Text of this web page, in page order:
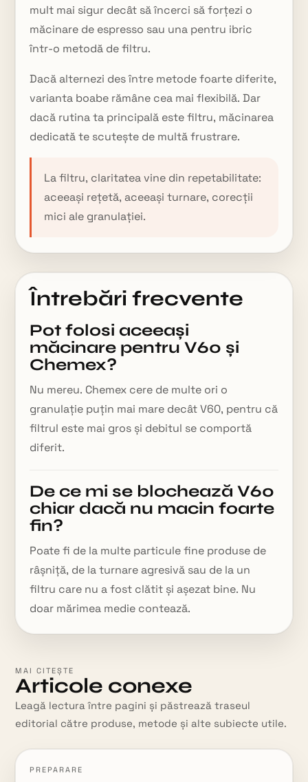
mult mai sigur decât să încerci să forțezi o
măcinare de espresso sau una pentru ibric
într-o metodă de filtru.
Dacă alternezi des între metode foarte diferite,
varianta boabe rămâne cea mai flexibilă. Dar
dacă rutina ta principală este filtru, măcinarea
dedicată te scutește de multă frustrare.
La filtru, claritatea vine din repetabilitate:
aceeași rețetă, aceeași turnare, corecții
mici ale granulației.
Întrebări frecvente
Pot folosi aceeași
măcinare pentru V60 și
Chemex?
Nu mereu. Chemex cere de multe ori o
granulație puțin mai mare decât V60, pentru că
filtrul este mai gros și debitul se comportă
diferit.
De ce mi se blochează V60
chiar dacă nu macin foarte
fin?
Poate fi de la multe particule fine produse de
râșniță, de la turnare agresivă sau de la un
filtru care nu a fost clătit și așezat bine. Nu
doar mărimea medie contează.
MAI CITEȘTE
Articole conexe
Leagă lectura între pagini și păstrează traseul
editorial către produse, metode și alte subiecte utile.
PREPARARE